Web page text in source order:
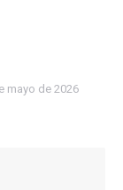
mayo de 2026